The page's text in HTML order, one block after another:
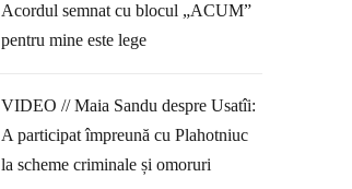
Acordul semnat cu blocul „ACUM”
pentru mine este lege
VIDEO // Maia Sandu despre Usatîi:
A participat împreună cu Plahotniuc
la scheme criminale și omoruri